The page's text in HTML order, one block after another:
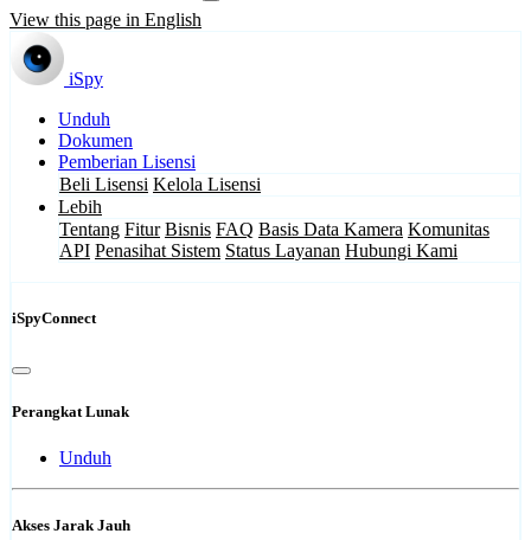
View this page in English
iSpy
Unduh
Dokumen
Pemberian Lisensi
Beli Lisensi Kelola Lisensi
Lebih
Tentang Fitur Bisnis FAQ Basis Data Kamera Komunitas
API Penasihat Sistem Status Layanan Hubungi Kami
iSpyConnect
Perangkat Lunak
Unduh
Akses Jarak Jauh